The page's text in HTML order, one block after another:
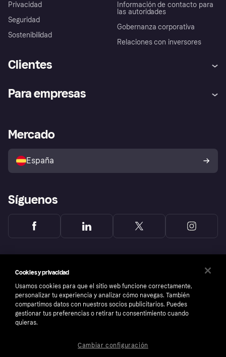
Privacidad
Seguridad
Sostenibilidad
Información de contacto para
las autoridades
Gobernanza corporativa
Relaciones con inversores
Clientes
Inicio de sesión
Directorio de tiendas
Política de protección al
comprador de Klarna
Reclamaciones
Para empresas
Acceso empresas
Mercado
España
Síguenos
Cookies y privacidad
Usamos cookies para que el sitio web funcione correctamente,
personalizar tu experiencia y analizar cómo navegas. También
compartimos datos con nuestros socios publicitarios. Puedes
gestionar tus preferencias o retirar tu consentimiento cuando
quieras.
Cambiar configuración